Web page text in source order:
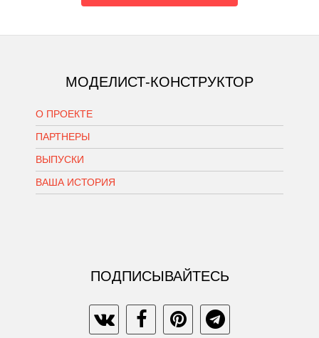
МОДЕЛИСТ-КОНСТРУКТОР
О ПРОЕКТЕ
ПАРТНЕРЫ
ВЫПУСКИ
ВАША ИСТОРИЯ
ПОДПИСЫВАЙТЕСЬ